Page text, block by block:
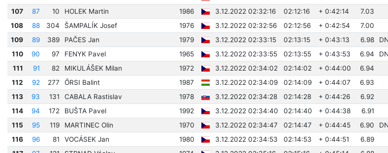
107
87 10 HOLEK Martin 1986 3.12.2022 02:32:16 02:12:16 + 0:42:14
7.03
108
88 304 ŠAMPALÍK Josef 1976 3.12.2022 02:32:56 02:12:56 + 0:42:54
7.00
109
89 389 PAČES Jan 1979 3.12.2022 02:33:15 02:13:15 + 0:43:13 6.98
110
90 97 FENYK Pavel 1965 3.12.2022 02:33:55 02:13:55 + 0:43:53 6.94
111
91 82 MIKULÁŠEK Milan 1972 3.12.2022 02:34:02 02:14:02 + 0:44:00
6.94
112
92 277 ŐRSI Balint 1987 3.12.2022 02:34:09 02:14:09 + 0:44:07
6.93
113
93 131 CABALA Rastislav 1978 3.12.2022 02:34:28 02:14:28 + 0:44:26
6.92
114
94 172 BUŠTA Pavel 1992 3.12.2022 02:34:40 02:14:40 + 0:44:38
6.91
115
95 119 MARTINEC Olin 1970 3.12.2022 02:34:47 02:14:47 + 0:44:45 6.90
116
96 81 VOCÁSEK Jan 1980 3.12.2022 02:34:53 02:14:53 + 0:44:51
6.89